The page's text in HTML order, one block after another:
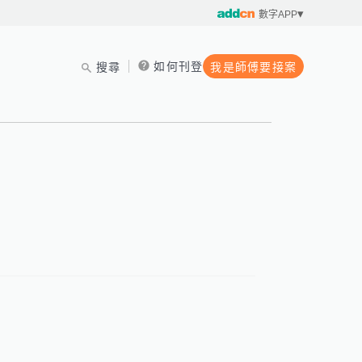
數字APP
搜尋 如何刊登 我是師傅要接案